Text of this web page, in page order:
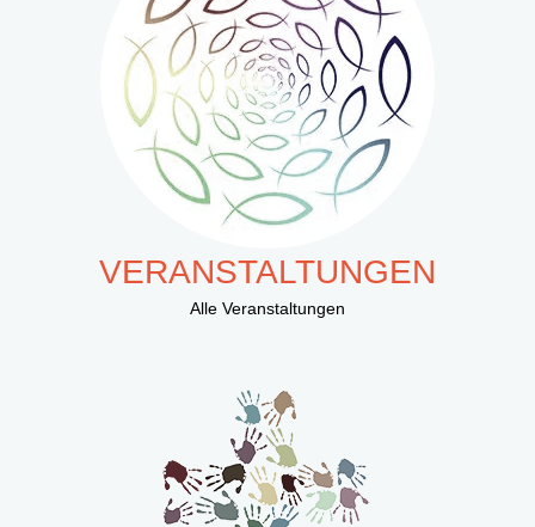
VERANSTALTUNGEN
Alle Veranstaltungen